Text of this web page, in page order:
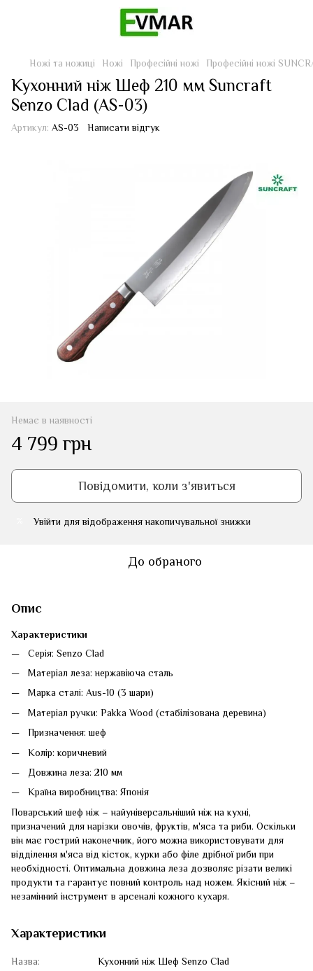
Ножі та ножиці Ножі Професійні ножі Професійні ножі
Кухонний ніж Шеф 210 мм Suncraft
Senzo Clad (AS-03)
Артикул: AS-03 Написати відгук
Немає в наявності
4 799 грн
Повідомити, коли з'явиться
Увійти для відображення накопичувальної знижки
До обраного
Опис
Характеристики
Серія: Senzo Clad
Матеріал леза: нержавіюча сталь
Марка сталі: Aus-10 (3 шари)
Матеріал ручки: Pakka Wood (стабілізована деревина)
Призначення: шеф
Колір: коричневий
Довжина леза: 210 мм
Країна виробництва: Японія
Поварський шеф ніж – найуніверсальніший ніж на кухні,
призначений для нарізки овочів, фруктів, м'яса та риби. Оскільки
він має гострий наконечник, його можна використовувати для
відділення м'яса від кісток, курки або філе дрібної риби при
необхідності. Оптимальна довжина леза дозволяє різати великі
продукти та гарантує повний контроль над ножем. Якісний ніж –
незамінний інструмент в арсеналі кожного кухаря.
Характеристики
Назва:
Кухонний ніж Шеф Senzo Clad